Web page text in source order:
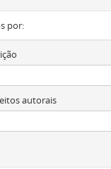
por:
autorais